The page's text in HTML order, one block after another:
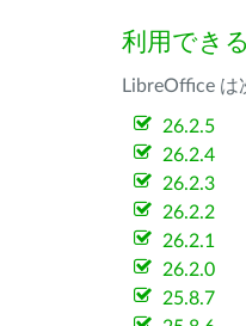
利用でき
LibreOffice は
26.2.5
26.2.4
26.2.3
26.2.2
26.2.1
26.2.0
25.8.7